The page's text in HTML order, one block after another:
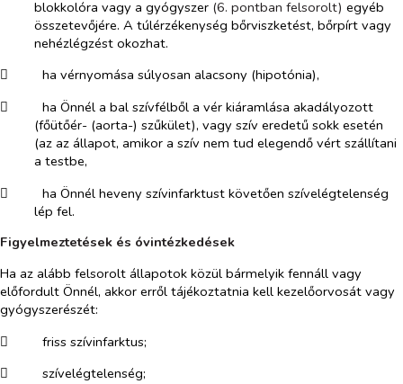
blokkolóra vagy a gyógyszer (6. pontban felsorolt) egyéb
összetevőjére. A túlérzékenység bőrviszketést, bőrpírt vagy
nehézlégzést okozhat.
​
ha vérnyomása súlyosan alacsony (hipotónia),
​
ha Önnél a bal szívfélből a vér kiáramlása akadályozott
(főütőér- (aorta-) szűkület), vagy szív eredetű sokk esetén
(az az állapot, amikor a szív nem tud elegendő vért szállítani
a testbe,
​
ha Önnél heveny szívinfarktust követően szívelégtelenség
lép fel.
Figyelmeztetések és óvintézkedések
Ha az alább felsorolt állapotok közül bármelyik fennáll vagy
előfordult Önnél, akkor erről tájékoztatnia kell kezelőorvosát vagy
gyógyszerészét:
​
friss szívinfarktus;
​
szívelégtelenség;